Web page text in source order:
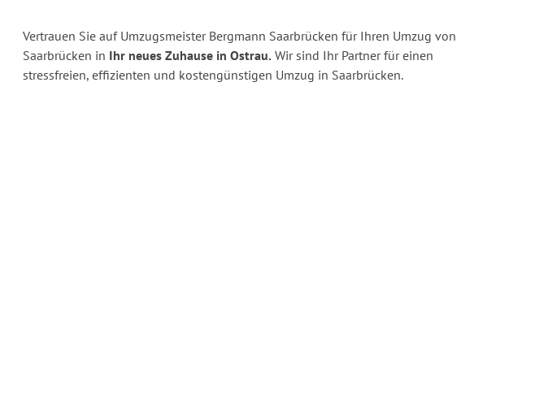
Vertrauen Sie auf Umzugsmeister Bergmann Saarbrücken für Ihren Umzug von
Saarbrücken in Ihr neues Zuhause in Ostrau. Wir sind Ihr Partner für einen
stressfreien, effizienten und kostengünstigen Umzug in Saarbrücken.